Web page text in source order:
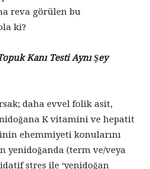
reva görülen bu
ki?
Kanı Testi Aynı Şey
daha evvel folik asit,
K vitamini ve hepatit
ehemmiyeti konularını
yenidoğanda (term ve/veya
stres ile ‘yenidoğan